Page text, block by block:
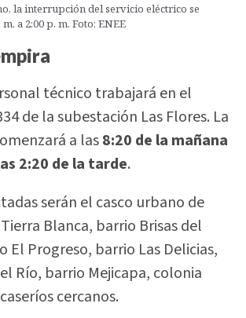
la interrupción del servicio eléctrico se
a 2:00 p. m. Foto: ENEE
técnico trabajará en el
de la subestación Las Flores. La
a las8:20 de la mañana
2:20 de la tarde.
serán el casco urbano de
Blanca, barrio Brisas del
El Progreso, barrio Las Delicias,
Río, barrio Mejicapa, colonia
cercanos.